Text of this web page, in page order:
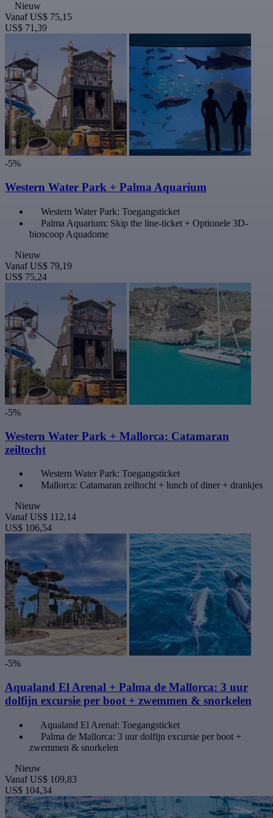
Nieuw
Vanaf US$ 75,15
US$ 71,39
-5%
Western Water Park + Palma Aquarium
Western Water Park: Toegangsticket
Palma Aquarium: Skip the line-ticket + Optionele 3D-
bioscoop Aquadome
Nieuw
Vanaf US$ 79,19
US$ 75,24
-5%
Western Water Park + Mallorca: Catamaran
zeiltocht
Western Water Park: Toegangsticket
Mallorca: Catamaran zeiltocht + lunch of diner + drankjes
Nieuw
Vanaf US$ 112,14
US$ 106,54
-5%
Aqualand El Arenal + Palma de Mallorca: 3 uur
dolfijn excursie per boot + zwemmen & snorkelen
Aqualand El Arenal: Toegangsticket
Palma de Mallorca: 3 uur dolfijn excursie per boot +
zwemmen & snorkelen
Nieuw
Vanaf US$ 109,83
US$ 104,34